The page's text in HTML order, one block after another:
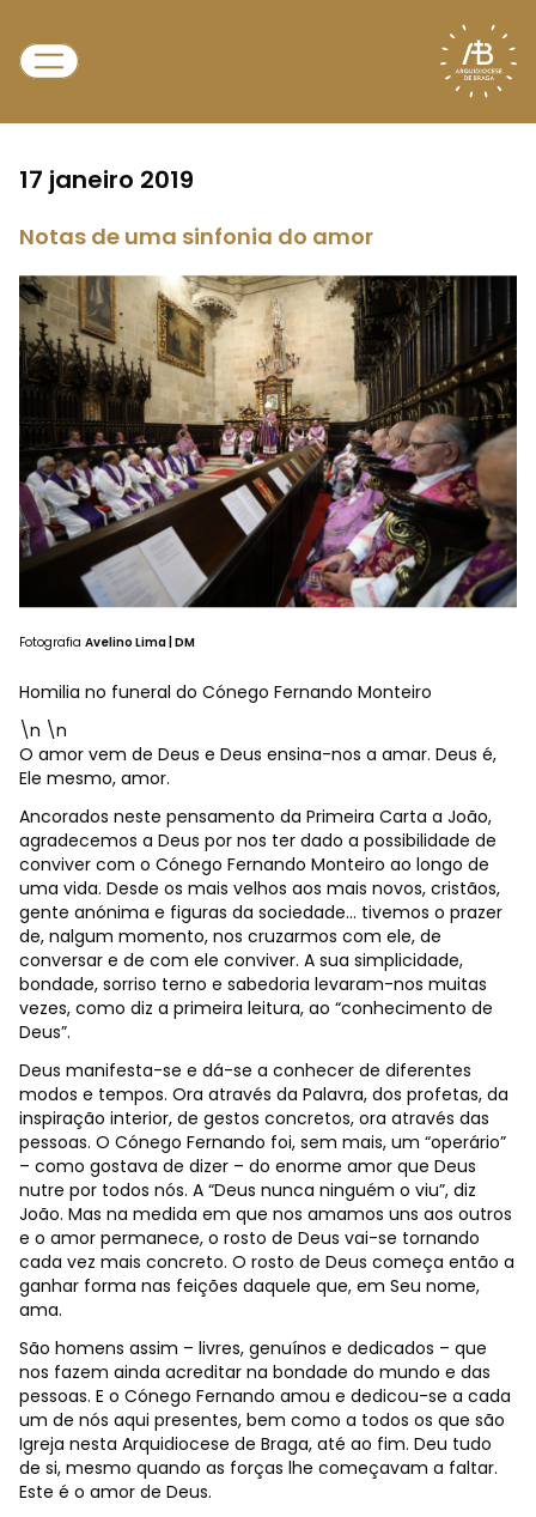
17 janeiro 2019
Notas de uma sinfonia do amor
Fotografia Avelino Lima | DM
Homilia no funeral do Cónego Fernando Monteiro
\n \n
O amor vem de Deus e Deus ensina-nos a amar. Deus é,
Ele mesmo, amor.
Ancorados neste pensamento da Primeira Carta a João,
agradecemos a Deus por nos ter dado a possibilidade de
conviver com o Cónego Fernando Monteiro ao longo de
uma vida. Desde os mais velhos aos mais novos, cristãos,
gente anónima e figuras da sociedade... tivemos o prazer
de, nalgum momento, nos cruzarmos com ele, de
conversar e de com ele conviver. A sua simplicidade,
bondade, sorriso terno e sabedoria levaram-nos muitas
vezes, como diz a primeira leitura, ao “conhecimento de
Deus”.
Deus manifesta-se e dá-se a conhecer de diferentes
modos e tempos. Ora através da Palavra, dos profetas, da
inspiração interior, de gestos concretos, ora através das
pessoas. O Cónego Fernando foi, sem mais, um “operário”
– como gostava de dizer – do enorme amor que Deus
nutre por todos nós. A “Deus nunca ninguém o viu”, diz
João. Mas na medida em que nos amamos uns aos outros
e o amor permanece, o rosto de Deus vai-se tornando
cada vez mais concreto. O rosto de Deus começa então a
ganhar forma nas feições daquele que, em Seu nome,
ama.
São homens assim – livres, genuínos e dedicados – que
nos fazem ainda acreditar na bondade do mundo e das
pessoas. E o Cónego Fernando amou e dedicou-se a cada
um de nós aqui presentes, bem como a todos os que são
Igreja nesta Arquidiocese de Braga, até ao fim. Deu tudo
de si, mesmo quando as forças lhe começavam a faltar.
Este é o amor de Deus.